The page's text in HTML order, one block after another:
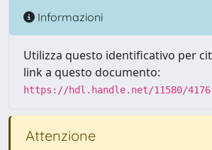
Informazioni
Utilizza questo identificativo per
link a questo documento:
https://hdl.handle.net/11580/4176
Attenzione